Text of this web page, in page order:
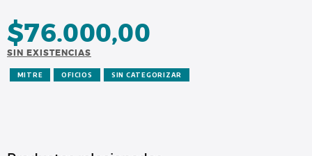
$76.000,00
SIN EXISTENCIAS
MITRE OFICIOS SIN CATEGORIZAR